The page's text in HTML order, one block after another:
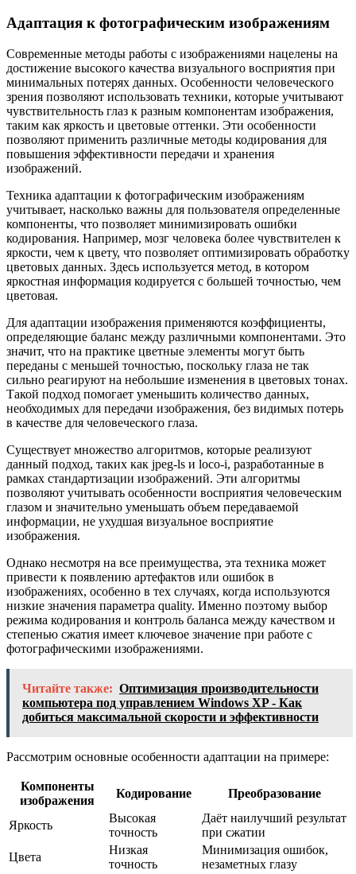
Адаптация к фотографическим изображениям
Современные методы работы с изображениями нацелены на
достижение высокого качества визуального восприятия при
минимальных потерях данных. Особенности человеческого
зрения позволяют использовать техники, которые учитывают
чувствительность глаз к разным компонентам изображения,
таким как яркость и цветовые оттенки. Эти особенности
позволяют применить различные методы кодирования для
повышения эффективности передачи и хранения
изображений.
Техника адаптации к фотографическим изображениям
учитывает, насколько важны для пользователя определенные
компоненты, что позволяет минимизировать ошибки
кодирования. Например, мозг человека более чувствителен к
яркости, чем к цвету, что позволяет оптимизировать обработку
цветовых данных. Здесь используется метод, в котором
яркостная информация кодируется с большей точностью, чем
цветовая.
Для адаптации изображения применяются коэффициенты,
определяющие баланс между различными компонентами. Это
значит, что на практике цветные элементы могут быть
переданы с меньшей точностью, поскольку глаза не так
сильно реагируют на небольшие изменения в цветовых тонах.
Такой подход помогает уменьшить количество данных,
необходимых для передачи изображения, без видимых потерь
в качестве для человеческого глаза.
Существует множество алгоритмов, которые реализуют
данный подход, таких как jpeg-ls и loco-i, разработанные в
рамках стандартизации изображений. Эти алгоритмы
позволяют учитывать особенности восприятия человеческим
глазом и значительно уменьшать объем передаваемой
информации, не ухудшая визуальное восприятие
изображения.
Однако несмотря на все преимущества, эта техника может
привести к появлению артефактов или ошибок в
изображениях, особенно в тех случаях, когда используются
низкие значения параметра quality. Именно поэтому выбор
режима кодирования и контроль баланса между качеством и
степенью сжатия имеет ключевое значение при работе с
фотографическими изображениями.
Читайте также: Оптимизация производительности
компьютера под управлением Windows XP - Как
добиться максимальной скорости и эффективности
Рассмотрим основные особенности адаптации на примере:
Компоненты
изображения
Кодирование Преобразование
Яркость
Высокая
точность
Даёт наилучший результат
при сжатии
Цвета
Низкая
точность
Минимизация ошибок,
незаметных глазу